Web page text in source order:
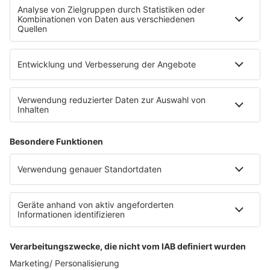
Fahrradparkhaus
Die Uniklinik Tübingen hat ein neues Fahrradparkhaus
eröffnet. Direkt an der Medizinischen Klinik bietet es
E-Bikes über eine Photovoltaikanlage auf dem …
Impressum
Datenschutzerklärung